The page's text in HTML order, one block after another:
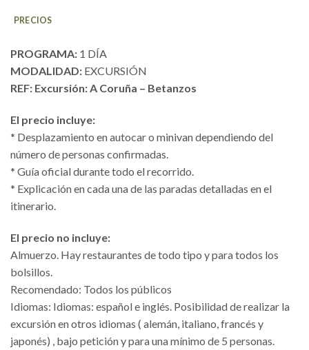
PRECIOS
PROGRAMA: 1 DÍA
MODALIDAD: EXCURSIÓN
REF: Excursión: A Coruña – Betanzos
El precio incluye:
* Desplazamiento en autocar o minivan dependiendo del
número de personas confirmadas.
* Guía oficial durante todo el recorrido.
* Explicación en cada una de las paradas detalladas en el
itinerario.
El precio no incluye:
Almuerzo. Hay restaurantes de todo tipo y para todos los
bolsillos.
Recomendado: Todos los públicos
Idiomas: Idiomas: español e inglés. Posibilidad de realizar la
excursión en otros idiomas ( alemán, italiano, francés y
japonés) , bajo petición y para una mínimo de 5 personas.